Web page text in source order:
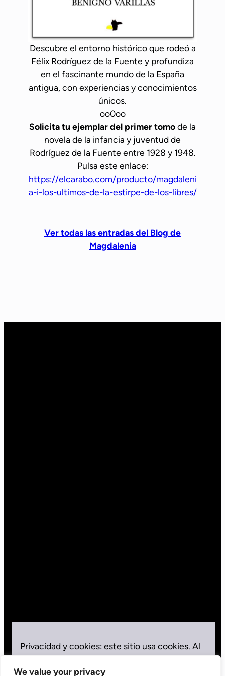
We value your privacy
n
s
u
s
e
a
n
s
Descubre el entorno histórico que rodeó a
Félix Rodríguez de la Fuente y profundiza
en el fascinante mundo de la España
antigua, con experiencias y conocimientos
únicos.
oo0oo
Solicita tu ejemplar del primer tomode la
novela de la infancia y juventud de
Rodríguez de la Fuente entre 1928 y 1948.
Pulsa este enlace:
https://elcarabo.com/producto/magdaleni
a-i-los-ultimos-de-la-estirpe-de-los-libres/
Ver todas las entradas del Blog de
Magdalenia
Privacidad y cookies: este sitio usa cookies. Al
seguir usando este sitio web, aceptas su uso.
Para obtener más información, además del